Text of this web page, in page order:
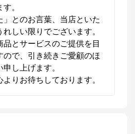
。
」とのお言葉、当店といた
しい限りでございます。
とサービスのご提供を目
ので、引き続きご愛顧のほ
し上げます。
りお待ちしております。